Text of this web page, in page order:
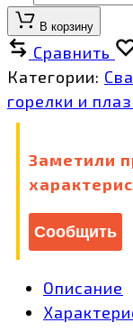
TIG
TP
20
(ОКС
35-
б/
р,
2PIN)
4м
водяное
охлаждение
TBW2002-
В корзину
Сравнить
Категории:
горелки и
Заметили
Сообщить
Описание